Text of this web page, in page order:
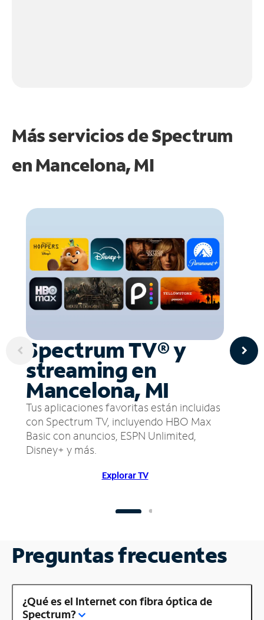
Más servicios de Spectrum
enMancelona, MI
Spectrum TV® y
streaming en
Mancelona, MI
Tus aplicaciones favoritas están incluidas
con Spectrum TV, incluyendo HBO Max
Basic con anuncios, ESPN Unlimited,
Disney+ y más.
Explorar TV
Preguntas frecuentes
¿Qué es el Internet con fibra óptica de
Spectrum?